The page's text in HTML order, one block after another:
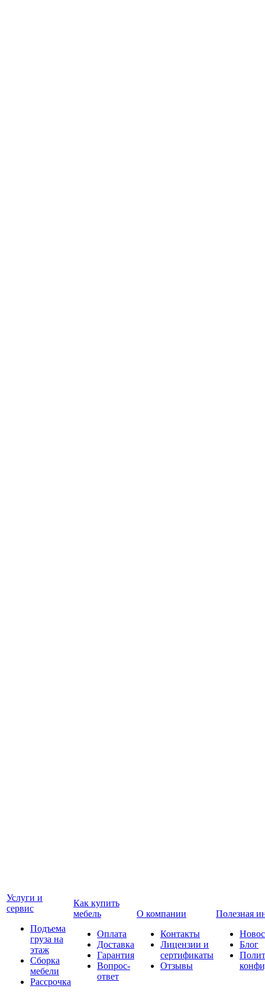
Услуги и
сервис
Подъема
груза на
этаж
Сборка
мебели
Рассрочка
Как купить
мебель
Оплата
Доставка
Гарантия
Вопрос-
ответ
О компании
Контакты
Лицензии и
сертификаты
Отзывы
Полезная
Блог